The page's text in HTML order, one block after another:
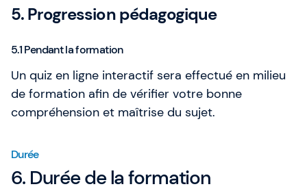
5. Progression pédagogique
5.1 Pendant la formation
Un quiz en ligne interactif sera effectué en milieu
de formation afin de vérifier votre bonne
compréhension et maîtrise du sujet.
Durée
6. Durée de la formation